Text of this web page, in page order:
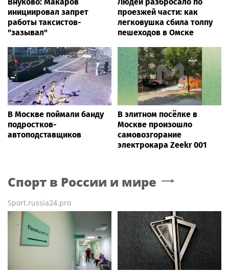
инициировал запрет
работы таксистов-
"зазывал"
проезжей части: как
легковушка сбила толпу
пешеходов в Омске
В Москве поймали банду
подростков-
автоподставщиков
В элитном посёлке в
Москве произошло
самовозгорание
электрокара Zeekr 001
Спорт в России и мире
Sport.russia24.pro